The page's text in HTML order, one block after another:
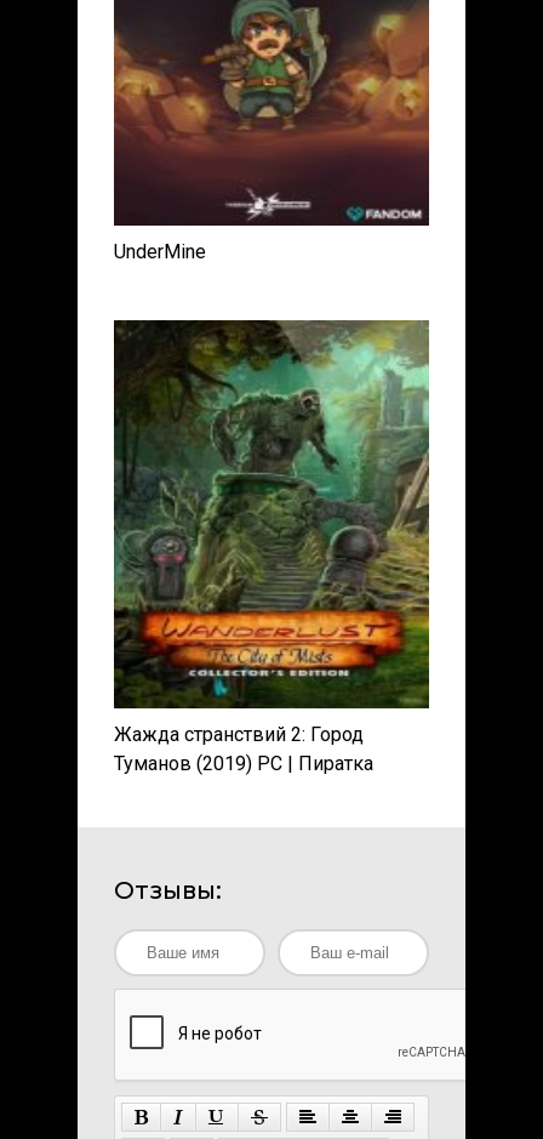
UnderMine
Жажда странствий 2: Город
Туманов (2019) PC | Пиратка
Отзывы: